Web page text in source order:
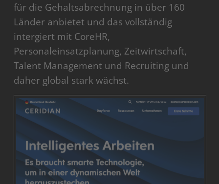
für die Gehaltsabrechnung in über 160
Länder anbietet und das vollständig
intergiert mit CoreHR,
Personaleinsatzplanung, Zeitwirtschaft,
Talent Management und Recruiting und
daher global stark wächst.